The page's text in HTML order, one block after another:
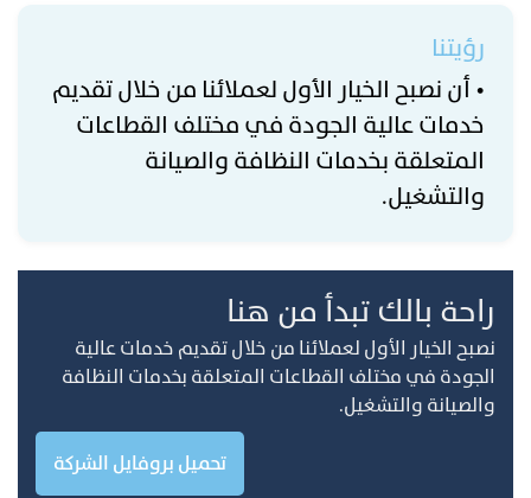
رؤيتنا
• أن نصبح الخيار الأول لعملائنا من خلال تقديم
خدمات عالية الجودة في مختلف القطاعات
المتعلقة بخدمات النظافة والصيانة
والتشغيل.
راحة بالك تبدأ من هنا
نصبح الخيار الأول لعملائنا من خلال تقديم خدمات عالية
الجودة في مختلف القطاعات المتعلقة بخدمات النظافة
والصيانة والتشغيل.
تحميل بروفايل الشركة